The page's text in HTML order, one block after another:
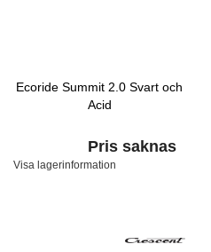
Ecoride Summit 2.0 Svart och
Acid
Pris saknas
Visa lagerinformation